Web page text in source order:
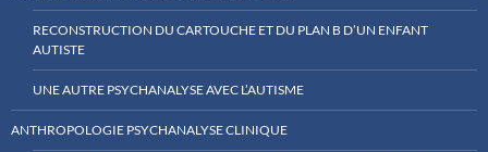
RECONSTRUCTION DU CARTOUCHE ET DU PLAN B D’UN ENFANT
AUTISTE
UNE AUTRE PSYCHANALYSE AVEC L’AUTISME
ANTHROPOLOGIE PSYCHANALYSE CLINIQUE